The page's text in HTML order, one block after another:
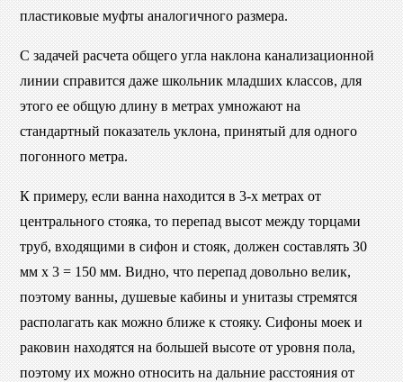
пластиковые муфты аналогичного размера.
С задачей расчета общего угла наклона канализационной
линии справится даже школьник младших классов, для
этого ее общую длину в метрах умножают на
стандартный показатель уклона, принятый для одного
погонного метра.
К примеру, если ванна находится в 3-х метрах от
центрального стояка, то перепад высот между торцами
труб, входящими в сифон и стояк, должен составлять 30
мм х 3 = 150 мм. Видно, что перепад довольно велик,
поэтому ванны, душевые кабины и унитазы стремятся
располагать как можно ближе к стояку. Сифоны моек и
раковин находятся на большей высоте от уровня пола,
поэтому их можно относить на дальние расстояния от